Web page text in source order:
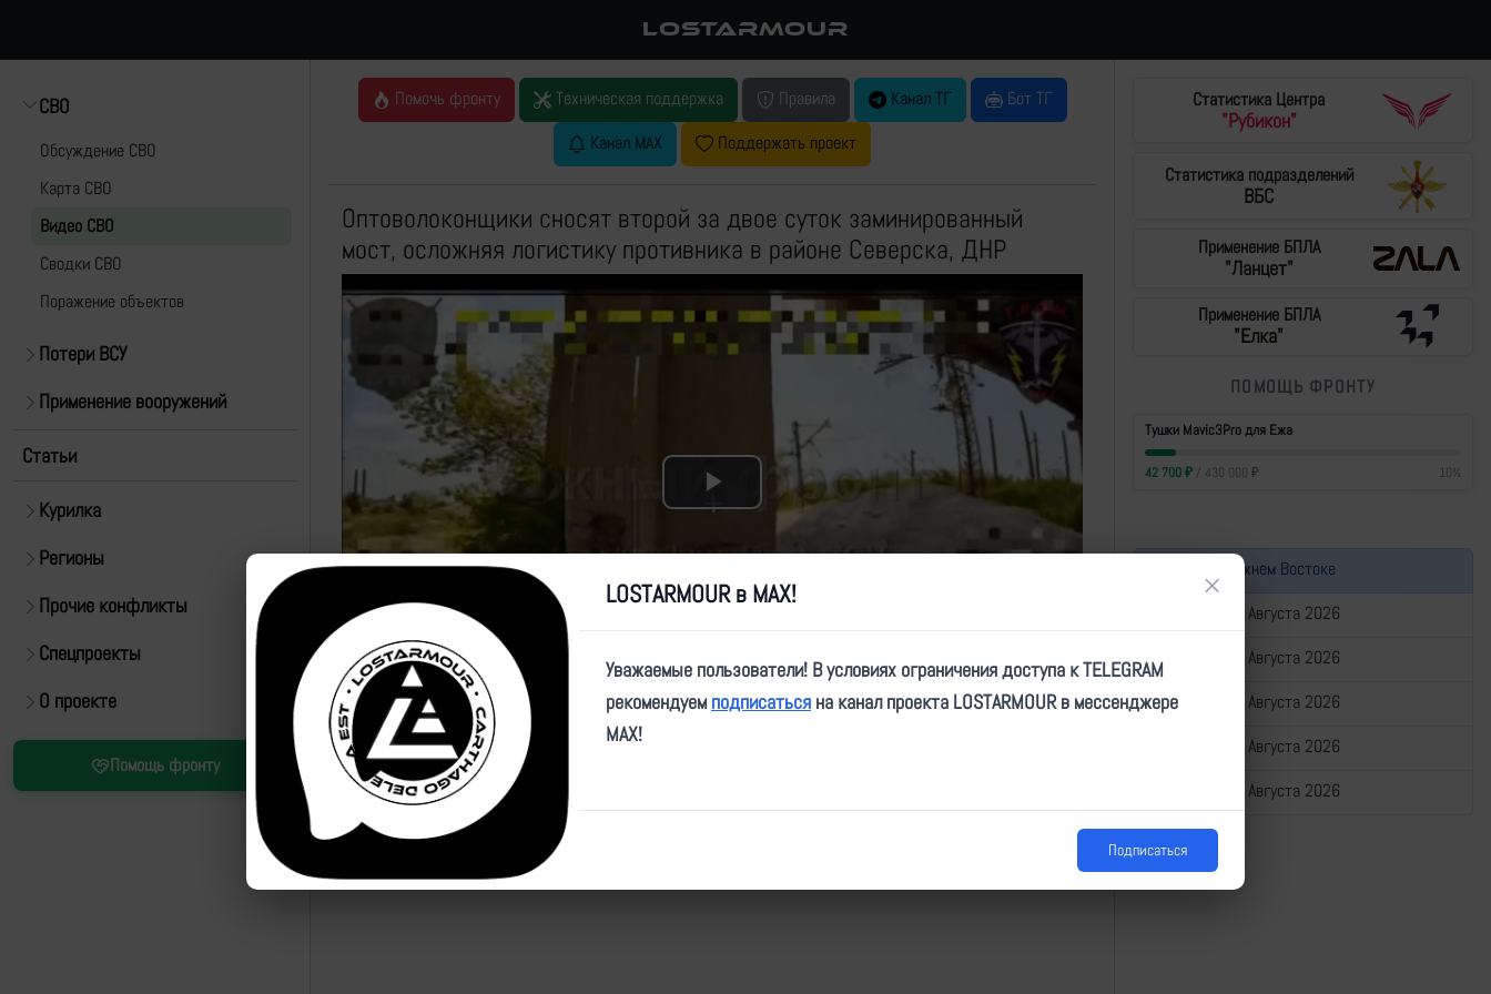
LOSTARMOUR
СВО
Обсуждение СВО
Карта СВО
Видео СВО
Cводки СВО
Поражение объектов
Потери ВСУ
Применение вооружений
Статьи
Курилка
Регионы
Прочие конфликты
Спецпроекты
О проекте
Помощь фронту
Помочь фронту Техническая поддержка Правила Канал ТГ
Бот ТГ
Канал MAX
Поддержать проект
Оптоволоконщики сносят второй за двое суток заминированный
мост, осложняя логистику противника в районе Северска, ДНР
Play
Video
Источник: https://t.me/lost_armour/5518?single
Статистика Центра
"Рубикон"
Статистика подразделений
ВБС
Применение БПЛА
"Ланцет"
Применение БПЛА
"Елка"
ПОМОЩЬ ФРОНТУ
Тушки Mavic3Pro для Ежа
42 700₽/ 430 000 ₽ 10%
Война на Ближнем Востоке
Сводка за 06 Августа 2026
Сводка за 05 Августа 2026
Сводка за 04 Августа 2026
Сводка за 03 Августа 2026
Сводка за 02 Августа 2026
LOSTARMOUR в MAX! ×
Уважаемые пользователи! В условиях ограничения доступа к TELEGRAM
рекомендуем подписаться на канал проекта LOSTARMOUR в мессенджере
MAX!
Подписаться